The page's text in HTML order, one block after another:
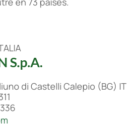
S.p.A.
di Castelli Calepio (BG) IT